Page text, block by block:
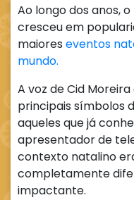
Ao longo dos anos,
cresceu em
maiores eventos
mundo.
A voz de Cid
principais símbolos
aqueles que já
apresentador de
contexto natalino
completamente
impactante.